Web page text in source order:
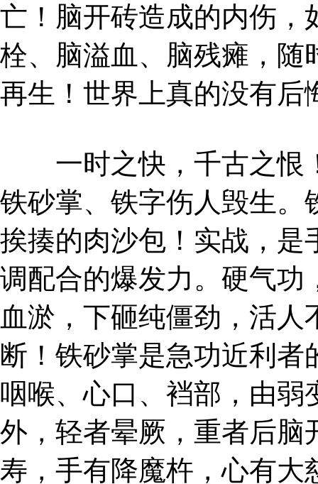
亡！脑开砖造成的内伤，
栓、脑溢血、脑残瘫，随
再生！世界上真的没有后
一时之快，千古之恨
铁砂掌、铁字伤人毁生。
挨揍的肉沙包！实战，是
调配合的爆发力。硬气功
血淤，下砸纯僵劲，活
断！铁砂掌是急功近利
咽喉、心口、裆部，由弱
外，轻者晕厥，重者后脑
寿，手有降魔杵，心有大